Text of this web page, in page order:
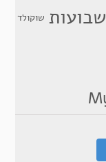
שבועות שוקולד